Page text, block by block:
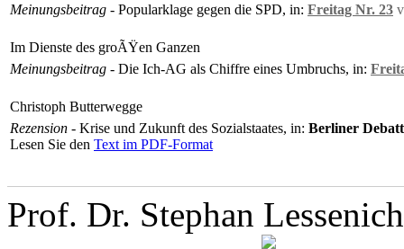
Meinungsbeitrag - Popularklage gegen die SPD, in: Freitag Nr. 23
Im Dienste des groÃŸen Ganzen
Meinungsbeitrag - Die Ich-AG als Chiffre eines Umbruchs, in:
Christoph Butterwegge
Rezension - Krise und Zukunft des Sozialstaates, in: Berliner
Lesen Sie den Text im PDF-Format
Prof. Dr. Stephan